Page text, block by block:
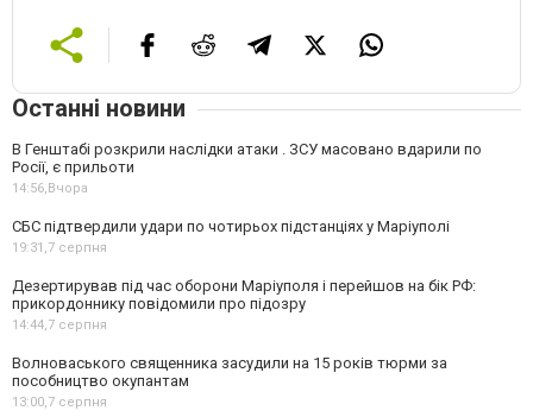
Останні новини
В Генштабі розкрили наслідки атаки . ЗСУ масовано вдарили по
Росії, є прильоти
14:56,Вчора
СБС підтвердили удари по чотирьох підстанціях у Маріуполі
19:31,7 серпня
Дезертирував під час оборони Маріуполя і перейшов на бік РФ:
прикордоннику повідомили про підозру
14:44,7 серпня
Волноваського священника засудили на 15 років тюрми за
пособництво окупантам
13:00,7 серпня